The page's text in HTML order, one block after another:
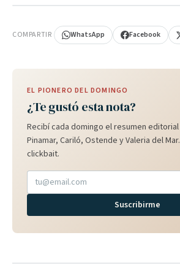
COMPARTIR WhatsApp Facebook
EL PIONERO DEL DOMINGO
¿Te gustó esta nota?
Recibí cada domingo el resumen
Pinamar, Cariló, Ostende y Valeria del
clickbait.
Suscribirme